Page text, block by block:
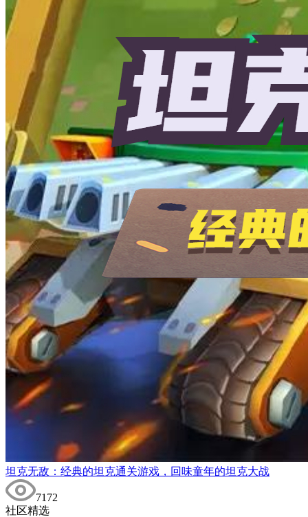
坦克无敌：经典的坦克通关游戏，回味童年的坦克大战
7172
社区精选